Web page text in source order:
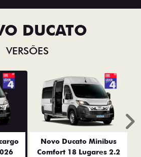
DUCATO
VERSÕES
Novo Ducato Minibus
Comfort 18 Lugares 2.2